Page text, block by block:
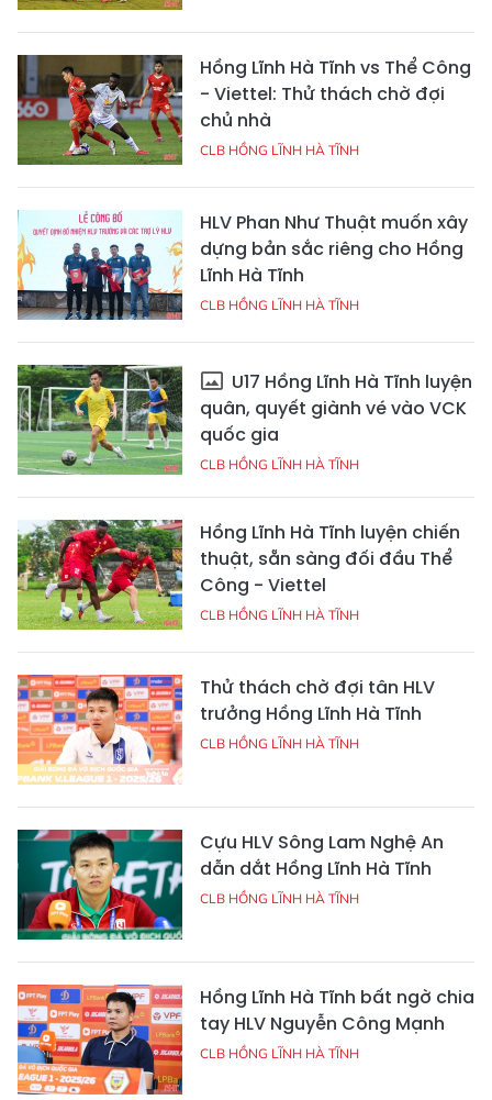
Hồng Lĩnh Hà Tĩnh vs Thể Công
- Viettel: Thử thách chờ đợi
chủ nhà
CLB HỒNG LĨNH HÀ TĨNH
HLV Phan Như Thuật muốn xây
dựng bản sắc riêng cho Hồng
Lĩnh Hà Tĩnh
CLB HỒNG LĨNH HÀ TĨNH
U17 Hồng Lĩnh Hà Tĩnh luyện
quân, quyết giành vé vào VCK
quốc gia
CLB HỒNG LĨNH HÀ TĨNH
Hồng Lĩnh Hà Tĩnh luyện chiến
thuật, sẵn sàng đối đầu Thể
Công - Viettel
CLB HỒNG LĨNH HÀ TĨNH
Thử thách chờ đợi tân HLV
trưởng Hồng Lĩnh Hà Tĩnh
CLB HỒNG LĨNH HÀ TĨNH
Cựu HLV Sông Lam Nghệ An
dẫn dắt Hồng Lĩnh Hà Tĩnh
CLB HỒNG LĨNH HÀ TĨNH
Hồng Lĩnh Hà Tĩnh bất ngờ chia
tay HLV Nguyễn Công Mạnh
CLB HỒNG LĨNH HÀ TĨNH